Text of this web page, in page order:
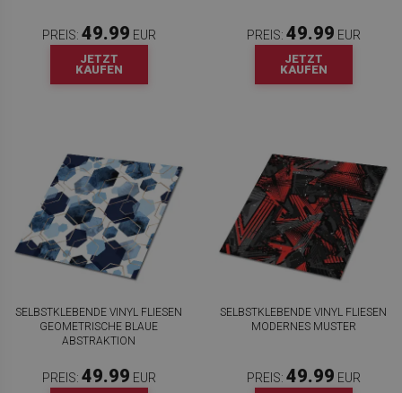
PREIS: 49.99 EUR
JETZT
KAUFEN
PREIS: 49.99 EUR
JETZT
KAUFEN
SELBSTKLEBENDE VINYL FLIESEN
GEOMETRISCHE BLAUE
ABSTRAKTION
PREIS: 49.99 EUR
SELBSTKLEBENDE VINYL FLIESEN
MODERNES MUSTER
PREIS: 49.99 EUR